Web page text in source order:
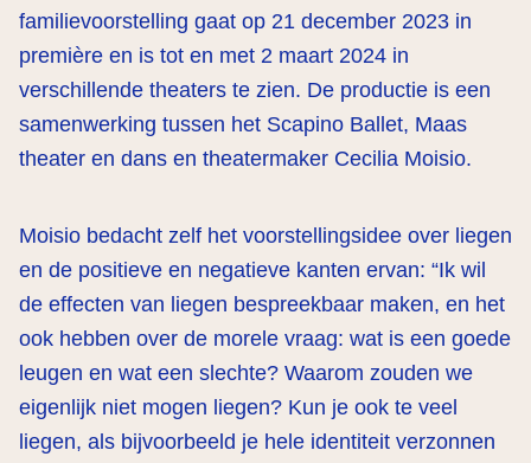
familievoorstelling gaat op 21 december 2023 in
première en is tot en met 2 maart 2024 in
verschillende theaters te zien. De productie is een
samenwerking tussen het Scapino Ballet, Maas
theater en dans en theatermaker Cecilia Moisio.
Moisio bedacht zelf het voorstellingsidee over liegen
en de positieve en negatieve kanten ervan: “Ik wil
de effecten van liegen bespreekbaar maken, en het
ook hebben over de morele vraag: wat is een goede
leugen en wat een slechte? Waarom zouden we
eigenlijk niet mogen liegen? Kun je ook te veel
liegen, als bijvoorbeeld je hele identiteit verzonnen